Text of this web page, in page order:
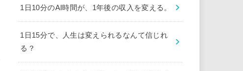
1日10分のAI時間が、1年後の収入を変える。
1日15分で、人生は変えられるなんて信じれ
る？